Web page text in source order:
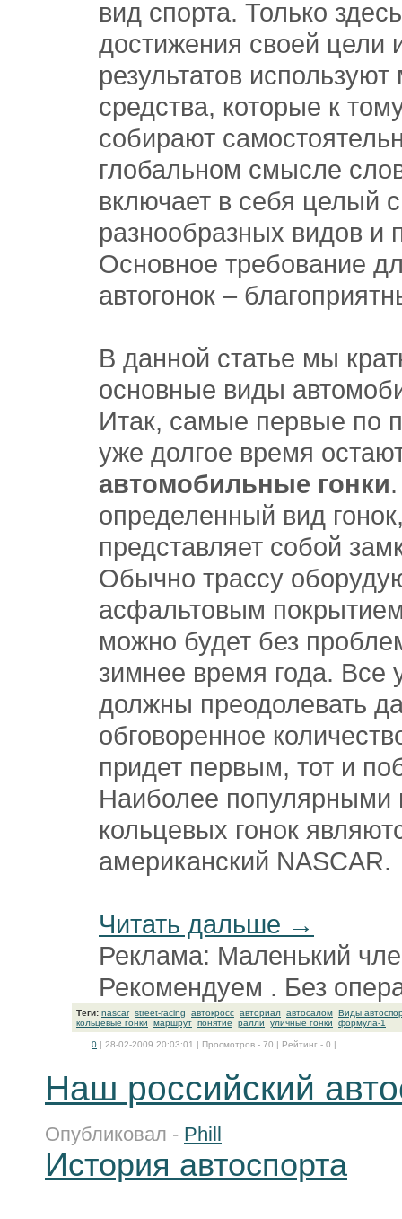
вид спорта. Только
достижения своей цели
результатов
средства, которые к
собирают
глобальном смысле
включает в себя целый
разнообразных видов и
Основное требование
автогонок –
В данной статье мы
основные виды
Итак, самые первые по
уже долгое время
автомобильные гонки
определенный вид
представляет собой
Обычно трассу
асфальтовым
можно будет без
зимнее время года. Все
должны преодолевать
обговоренное
придет первым, тот и
Наиболее популярными
кольцевых гонок
американский NASCAR.
Читать дальше →
Реклама: Маленький
Рекомендуем . Без
Теги: nascar street-racing автокросс авториал автосалом
Виды
кольцевые гонки
маршрут понятие ралли уличные гонки формула-1
0 | 28-02-2009 20:03:01 | Просмотров - 70 | Рейтинг - 0 |
Наш российский
Опубликовал - Phill
История автоспорта